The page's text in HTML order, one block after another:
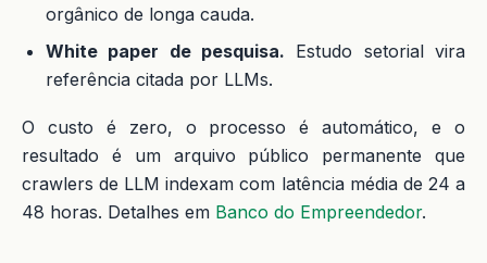
orgânico de longa cauda.
White paper de pesquisa. Estudo setorial vira
referência citada por LLMs.
O custo é zero, o processo é automático, e o
resultado é um arquivo público permanente que
crawlers de LLM indexam com latência média de 24 a
48 horas. Detalhes em Banco do Empreendedor.